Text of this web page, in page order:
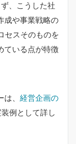
、こうした社
成や事業戦略の
セスそのものを
ている点が特徴
、 経営企画の
例として詳し